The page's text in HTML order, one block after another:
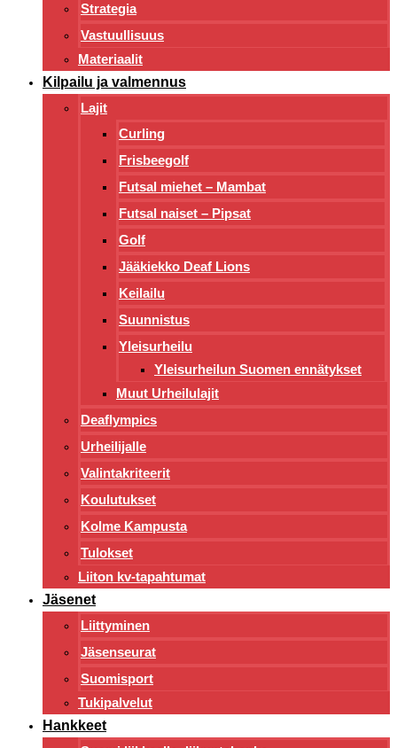
Strategia
Vastuullisuus
Materiaalit
Kilpailu ja valmennus
Lajit
Curling
Frisbeegolf
Futsal miehet – Mambat
Futsal naiset – Pipsat
Golf
Jääkiekko Deaf Lions
Keilailu
Suunnistus
Yleisurheilu
Yleisurheilun Suomen ennätykset
Muut Urheilulajit
Deaflympics
Urheilijalle
Valintakriteerit
Koulutukset
Kolme Kampusta
Tulokset
Liiton kv-tapahtumat
Jäsenet
Liittyminen
Jäsenseurat
Suomisport
Tukipalvelut
Hankkeet